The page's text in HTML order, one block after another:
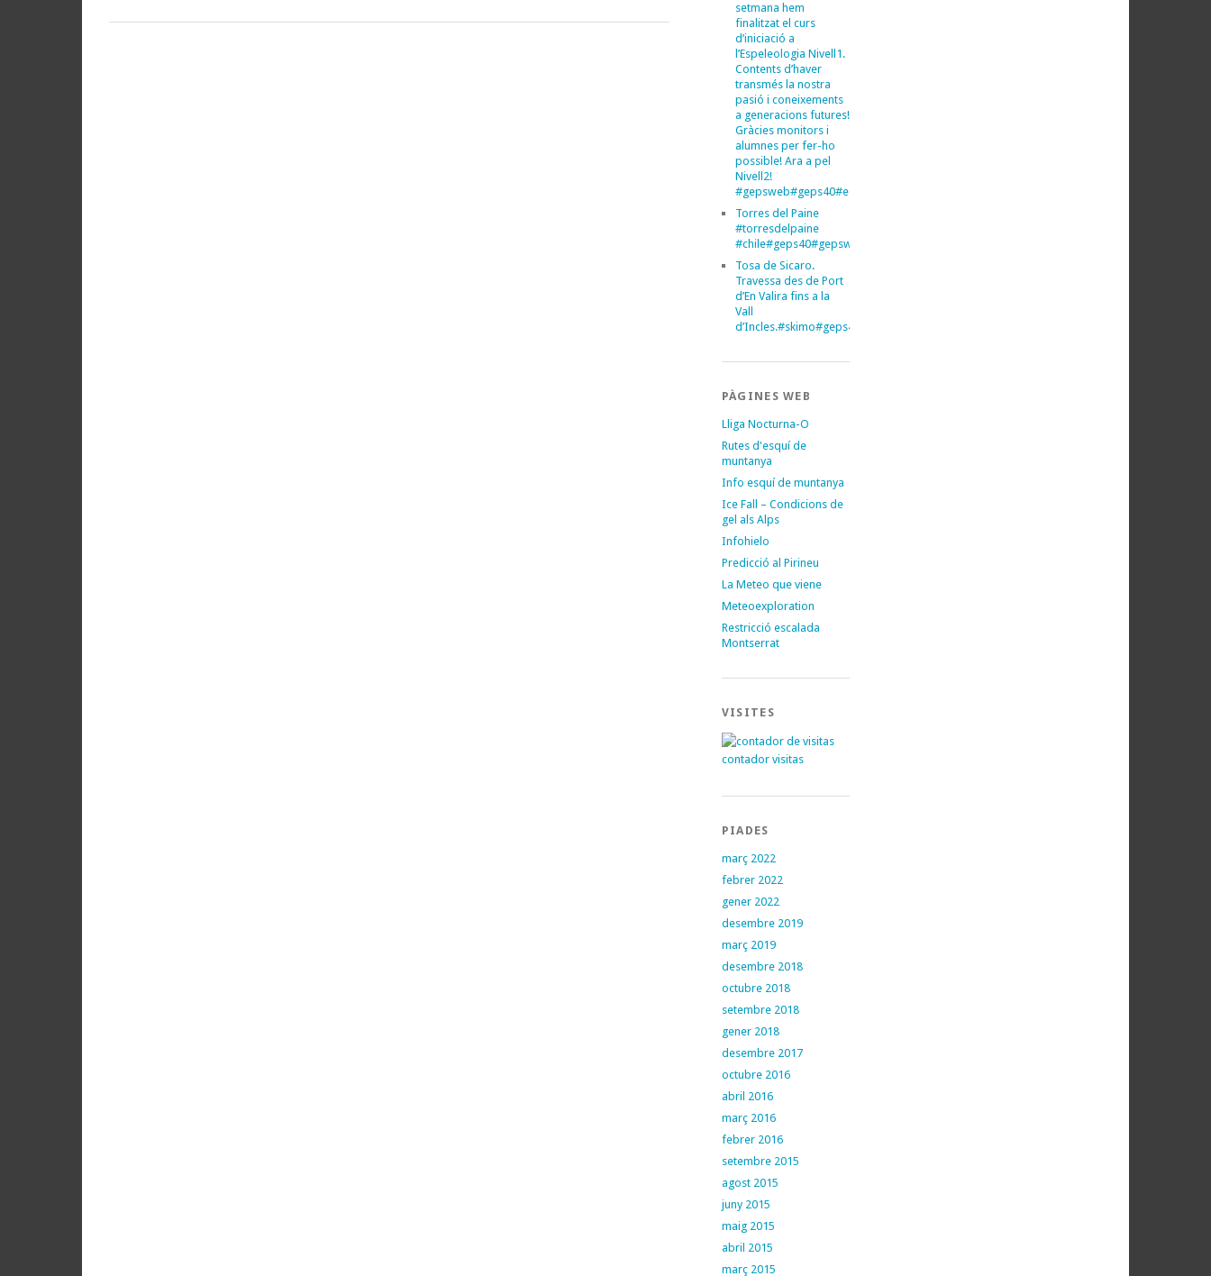
setmana hem
finalitzat el curs
d’iniciació a
l’Espeleologia Nivell1.
Contents d’haver
transmés la nostra
pasió i coneixements
a generacions futures!
Gràcies monitors i
alumnes per fer-ho
possible! Ara a pel
Nivell2!
#gepsweb#geps40#espeleo#espeleologia
Torres del Paine
#torresdelpaine
#chile#geps40#gepsweb
Tosa de Sicaro.
Travessa des de Port
d’En Valira fins a la
Vall
d’Incles.#skimo#geps40#gepsweb
PÀGINES WEB
Lliga Nocturna-O
Rutes d'esquí de
muntanya
Info esquí de muntanya
Ice Fall – Condicions de
gel als Alps
Infohielo
Predicció al Pirineu
La Meteo que viene
Meteoexploration
Restricció escalada
Montserrat
VISITES
contador visitas
PIADES
març 2022
febrer 2022
gener 2022
desembre 2019
març 2019
desembre 2018
octubre 2018
setembre 2018
gener 2018
desembre 2017
octubre 2016
abril 2016
març 2016
febrer 2016
setembre 2015
agost 2015
juny 2015
maig 2015
abril 2015
març 2015